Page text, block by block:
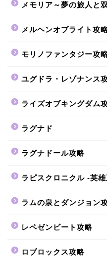
メモリア～夢の旅人と
メルヘンオブライト攻
モリノファンタジー攻
ユグドラ・レゾナンス
ライズオブキングダム
ラグナド
ラグナドール攻略
ラピスクロニクル -英
ラムの泉とダンジョン
レペゼンビート攻略
ロブロックス攻略